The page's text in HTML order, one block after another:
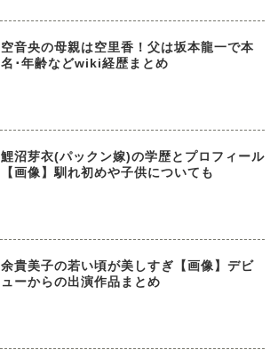
空音央の母親は空里香！父は坂本龍一で本
名･年齢などwiki経歴まとめ
鯉沼芽衣(パックン嫁)の学歴とプロフィール
【画像】馴れ初めや子供についても
余貴美子の若い頃が美しすぎ【画像】デビ
ューからの出演作品まとめ